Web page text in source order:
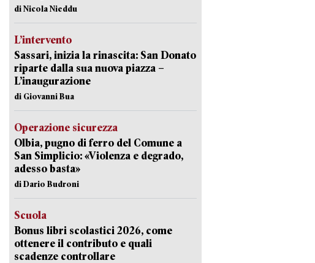
di Nicola Nieddu
L’intervento
Sassari, inizia la rinascita: San Donato
riparte dalla sua nuova piazza –
L’inaugurazione
di Giovanni Bua
Operazione sicurezza
Olbia, pugno di ferro del Comune a
San Simplicio: «Violenza e degrado,
adesso basta»
di Dario Budroni
Scuola
Bonus libri scolastici 2026, come
ottenere il contributo e quali
scadenze controllare